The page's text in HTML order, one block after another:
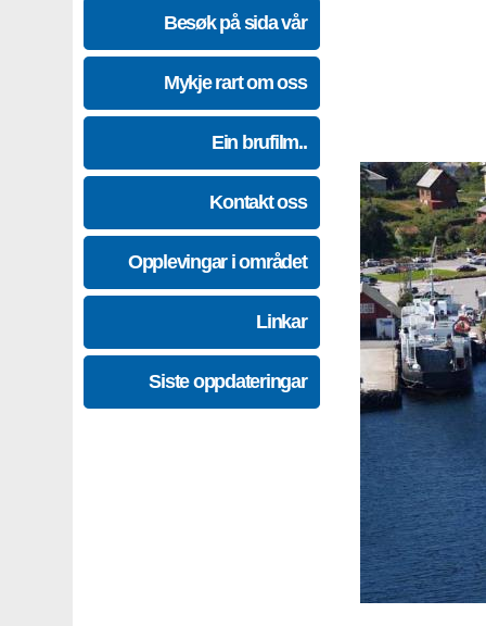
Besøk på sida vår
Mykje rart om oss
Ein brufilm..
Kontakt oss
Opplevingar i området
Linkar
Siste oppdateringar